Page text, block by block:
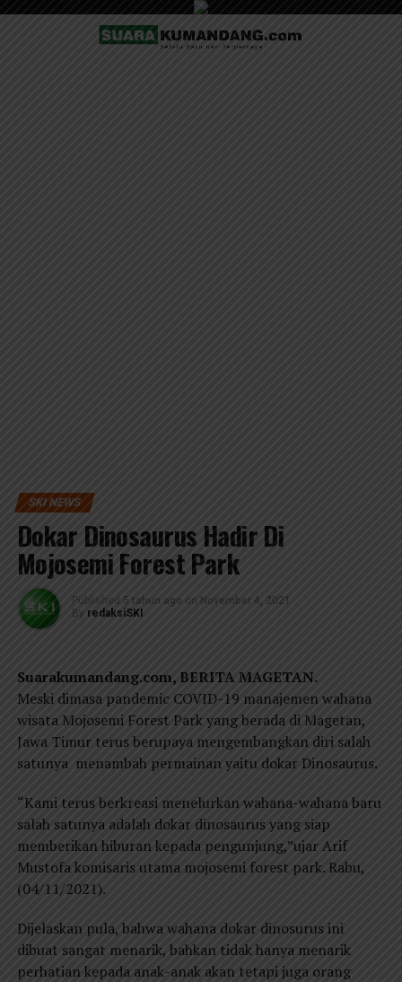
SKI NEWS
Dokar Dinosaurus Hadir Di
Mojosemi Forest Park
Published 5 tahun ago on November 4, 2021
By redaksiSKI
Suarakumandang.com, BERITA MAGETAN.
Meski dimasa pandemic COVID-19 manajemen wahana
wisata Mojosemi Forest Park yang berada di Magetan,
Jawa Timur terus berupaya mengembangkan diri salah
satunya menambah permainan yaitu dokar Dinosaurus.
“Kami terus berkreasi menelurkan wahana-wahana baru
salah satunya adalah dokar dinosaurus yang siap
memberikan hiburan kepada pengunjung,”ujar Arif
Mustofa komisaris utama mojosemi forest park. Rabu,
(04/11/2021).
Dijelaskan pula, bahwa wahana dokar dinosurus ini
dibuat sangat menarik, bahkan tidak hanya menarik
perhatian kepada anak-anak akan tetapi juga orang